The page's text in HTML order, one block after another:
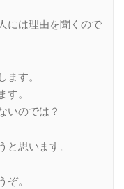
には理由を聞くので
す。
。
いのでは？
思います。
ぞ。